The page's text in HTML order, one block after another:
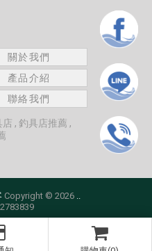
關於我們
產品介紹
聯絡我們
店
釣具店推薦
Copyright © 2026 ..